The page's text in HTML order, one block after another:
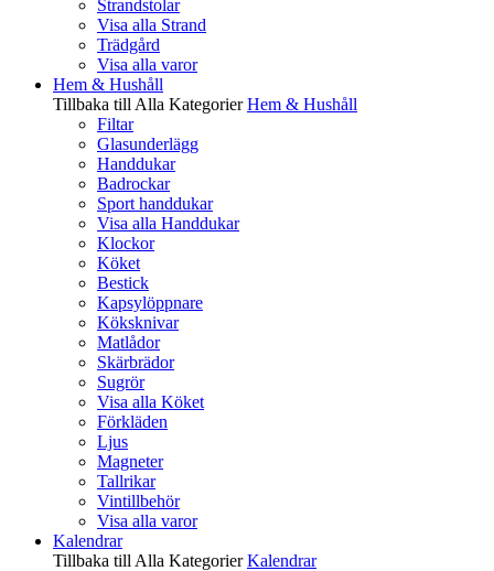
Strandstolar
Visa alla Strand
Trädgård
Visa alla varor
Hem & Hushåll
Tillbaka till Alla Kategorier Hem & Hushåll
Filtar
Glasunderlägg
Handdukar
Badrockar
Sport handdukar
Visa alla Handdukar
Klockor
Köket
Bestick
Kapsylöppnare
Köksknivar
Matlådor
Skärbrädor
Sugrör
Visa alla Köket
Förkläden
Ljus
Magneter
Tallrikar
Vintillbehör
Visa alla varor
Kalendrar
Tillbaka till Alla Kategorier Kalendrar